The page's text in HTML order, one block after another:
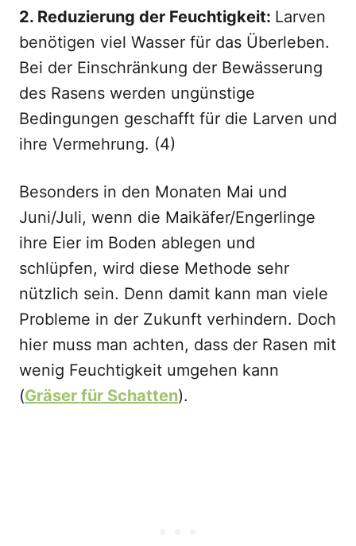
2. Reduzierung der Feuchtigkeit: Larven
benötigen viel Wasser für das Überleben.
Bei der Einschränkung der Bewässerung
des Rasens werden ungünstige
Bedingungen geschafft für die Larven und
ihre Vermehrung. (4)
Besonders in den Monaten Mai und
Juni/Juli, wenn die Maikäfer/Engerlinge
ihre Eier im Boden ablegen und
schlüpfen, wird diese Methode sehr
nützlich sein. Denn damit kann man viele
Probleme in der Zukunft verhindern. Doch
hier muss man achten, dass der Rasen mit
wenig Feuchtigkeit umgehen kann
(Gräser für Schatten).